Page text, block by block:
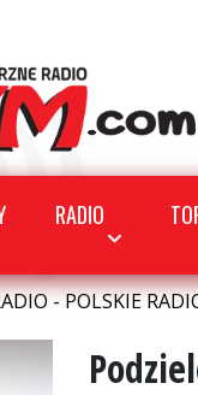
RADIO
- POLSKIE